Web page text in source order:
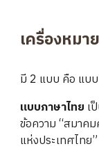
เครื่องหม
มี 2 แบบ คือ แบ
แบบภาษาไทย เ
ข้อความ “สมาค
แห่งประเทศไท